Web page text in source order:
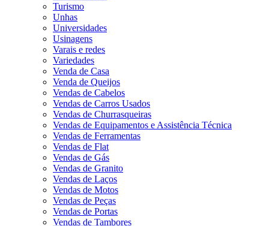
Turismo
Unhas
Universidades
Usinagens
Varais e redes
Variedades
Venda de Casa
Venda de Queijos
Vendas de Cabelos
Vendas de Carros Usados
Vendas de Churrasqueiras
Vendas de Equipamentos e Assistência Técnica
Vendas de Ferramentas
Vendas de Flat
Vendas de Gás
Vendas de Granito
Vendas de Laços
Vendas de Motos
Vendas de Peças
Vendas de Portas
Vendas de Tambores